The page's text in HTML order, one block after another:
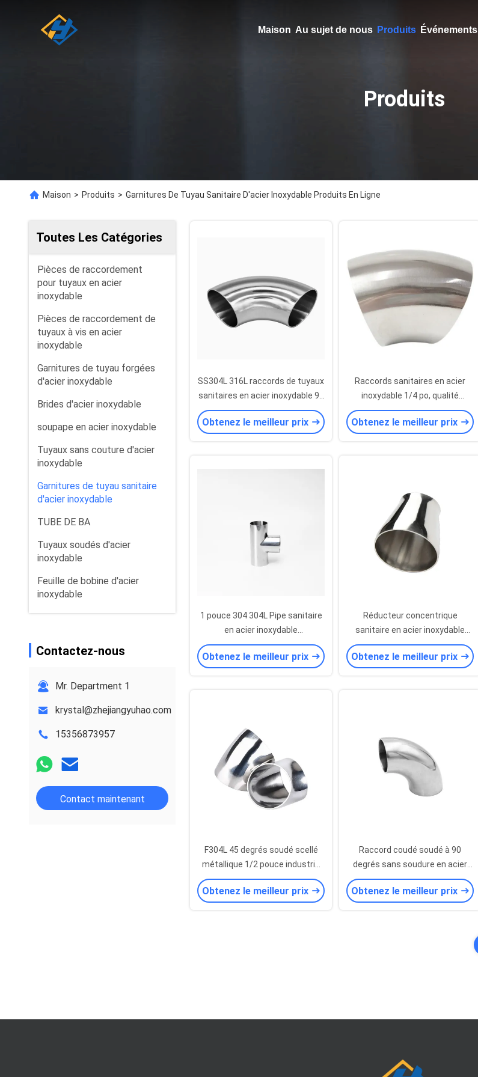
Maison Au sujet de nous Produits Événements
Produits
Maison > Produits > Garnitures De Tuyau Sanitaire D'acier Inoxydable Produits En Ligne
Toutes Les Catégories
Pièces de raccordement
pour tuyaux en acier
inoxydable
Pièces de raccordement de
tuyaux à vis en acier
inoxydable
Garnitures de tuyau forgées
d'acier inoxydable
Brides d'acier inoxydable
soupape en acier inoxydable
Tuyaux sans couture d'acier
inoxydable
Garnitures de tuyau sanitaire
d'acier inoxydable
TUBE DE BA
Tuyaux soudés d'acier
inoxydable
Feuille de bobine d'acier
inoxydable
Contactez-nous
Mr. Department 1
krystal@zhejiangyuhao.com
15356873957
Contact maintenant
SS304L 316L raccords de tuyaux
sanitaires en acier inoxydable 90
degrés LR
Obtenez le meilleur prix
Raccords sanitaires en acier
inoxydable 1/4 po, qualité
alimentaire, coude à 45 degrés
en acier poli
Obtenez le meilleur prix
1 pouce 304 304L Pipe sanitaire
en acier inoxydable
Biotechnologie SS
Obtenez le meilleur prix
Réducteur concentrique
sanitaire en acier inoxydable
personnalisé 304 316, qualité
alimentaire
Obtenez le meilleur prix
F304L 45 degrés soudé scellé
métallique 1/2 pouce industrie
alimentaire coude tuyau
sanitaire
Obtenez le meilleur prix
Raccord coudé soudé à 90
degrés sans soudure en acier
inoxydable sanitaire poli de
précision ASME
Obtenez le meilleur prix